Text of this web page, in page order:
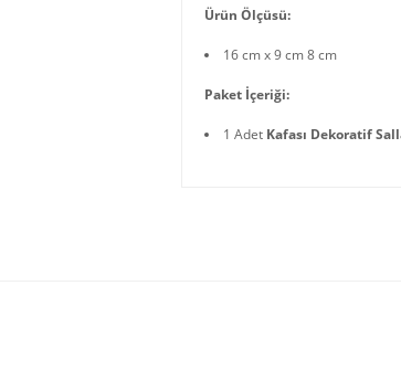
Ürün Ölçüsü:
16 cm x 9 cm 8 cm
Paket İçeriği:
1 Adet Kafası Dekoratif